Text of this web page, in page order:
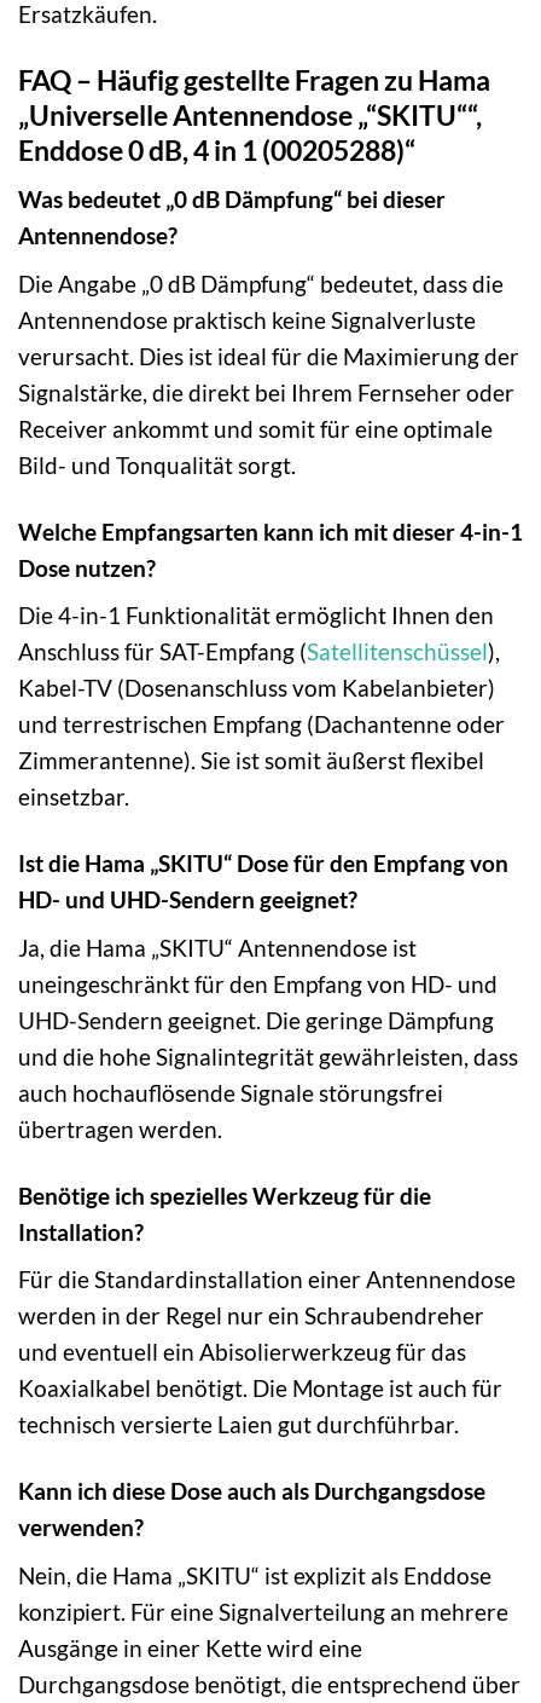
Ersatzkäufen.
FAQ – Häufig gestellte Fragen zu Hama
„Universelle Antennendose „“SKITU““,
Enddose 0 dB, 4 in 1 (00205288)“
Was bedeutet „0 dB Dämpfung“ bei dieser
Antennendose?
Die Angabe „0 dB Dämpfung“ bedeutet, dass die
Antennendose praktisch keine Signalverluste
verursacht. Dies ist ideal für die Maximierung der
Signalstärke, die direkt bei Ihrem Fernseher oder
Receiver ankommt und somit für eine optimale
Bild- und Tonqualität sorgt.
Welche Empfangsarten kann ich mit dieser 4-in-1
Dose nutzen?
Die 4-in-1 Funktionalität ermöglicht Ihnen den
Anschluss für SAT-Empfang (Satellitenschüssel),
Kabel-TV (Dosenanschluss vom Kabelanbieter)
und terrestrischen Empfang (Dachantenne oder
Zimmerantenne). Sie ist somit äußerst flexibel
einsetzbar.
Ist die Hama „SKITU“ Dose für den Empfang von
HD- und UHD-Sendern geeignet?
Ja, die Hama „SKITU“ Antennendose ist
uneingeschränkt für den Empfang von HD- und
UHD-Sendern geeignet. Die geringe Dämpfung
und die hohe Signalintegrität gewährleisten, dass
auch hochauflösende Signale störungsfrei
übertragen werden.
Benötige ich spezielles Werkzeug für die
Installation?
Für die Standardinstallation einer Antennendose
werden in der Regel nur ein Schraubendreher
und eventuell ein Abisolierwerkzeug für das
Koaxialkabel benötigt. Die Montage ist auch für
technisch versierte Laien gut durchführbar.
Kann ich diese Dose auch als Durchgangsdose
verwenden?
Nein, die Hama „SKITU“ ist explizit als Enddose
konzipiert. Für eine Signalverteilung an mehrere
Ausgänge in einer Kette wird eine
Durchgangsdose benötigt, die entsprechend über